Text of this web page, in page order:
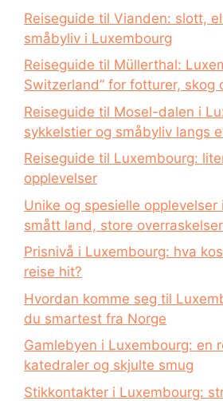
Reiseguide til Vianden: slott,
småbyliv i Luxembourg
Reiseguide til Müllerthal:
Switzerland” for fotturer, skog
Reiseguide til Mosel-dalen i
sykkelstier og småbyliv langs
Reiseguide til Luxembourg:
opplevelser
Unike og spesielle opplevelser
smått land, store overraskelser
Prisnivå i Luxembourg: hva
reise hit?
Hvordan komme seg til
du smartest fra Norge
Gamlebyen i Luxembourg: en
katedraler og skjulte smug
Stikkontakter i Luxembourg: